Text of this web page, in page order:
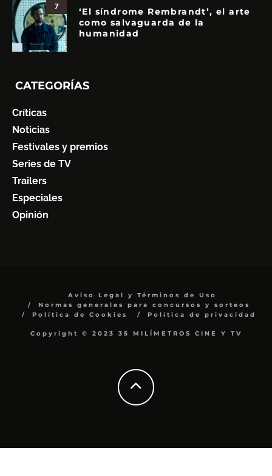
7
‘El síndrome Rembrandt’, el arte
como salvaguarda de la
humanidad
CATEGORÍAS
Críticas
Noticias
Festivales y premios
Series de TV
Trailers
Especiales
Opinión
Aviso Legal y Términos de Uso
Normas generales para concursos y sorteos
Política de Cookies
Política de privacidad
Copyright © 2023 35 MILÍMETROS CINE Y TV